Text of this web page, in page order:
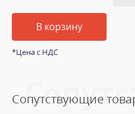
В корзину
*Цена с НДС
Сопутствующие